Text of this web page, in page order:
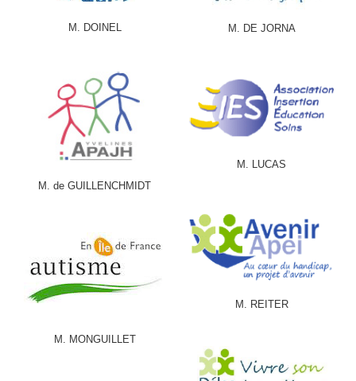
M. DOINEL
M. de GUILLENCHMIDT
M. MONGUILLET
M. DE JORNA
M. LUCAS
M. REITER